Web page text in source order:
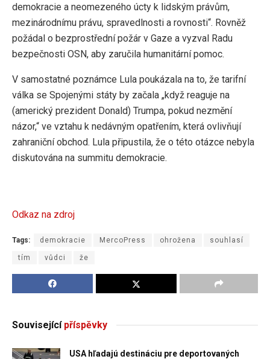
demokracie a neomezeného úcty k lidským právům,
mezinárodnímu právu, spravedlnosti a rovnosti“. Rovněž
požádal o bezprostřední požár v Gaze a vyzval Radu
bezpečnosti OSN, aby zaručila humanitární pomoc.
V samostatné poznámce Lula poukázala na to, že tarifní
válka se Spojenými státy by začala „když reaguje na
(americký prezident Donald) Trumpa, pokud nezmění
názor,“ ve vztahu k nedávným opatřením, která ovlivňují
zahraniční obchod. Lula připustila, že o této otázce nebyla
diskutována na summitu demokracie.
Odkaz na zdroj
Tags: demokracie MercoPress ohrožena souhlasí
tím vůdci že
Souvisejícípříspěvky
USA hľadajú destináciu pre deportovaných